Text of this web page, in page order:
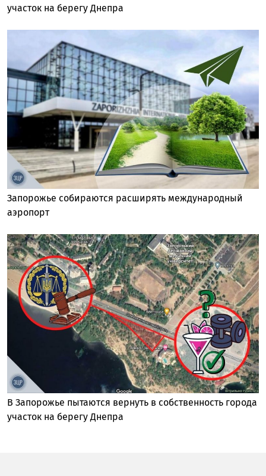
участок на берегу Днепра
Запорожье собираются расширять международный
аэропорт
В Запорожье пытаются вернуть в собственность города
участок на берегу Днепра